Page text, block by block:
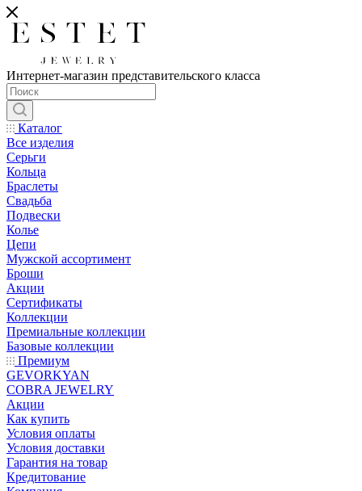
Интернет-магазин представительского класса
Каталог
Все изделия
Серьги
Кольца
Браслеты
Свадьба
Подвески
Колье
Цепи
Мужской ассортимент
Броши
Акции
Сертификаты
Коллекции
Премиальные коллекции
Базовые коллекции
Премиум
GEVORKYAN
COBRA JEWELRY
Акции
Как купить
Условия оплаты
Условия доставки
Гарантия на товар
Кредитование